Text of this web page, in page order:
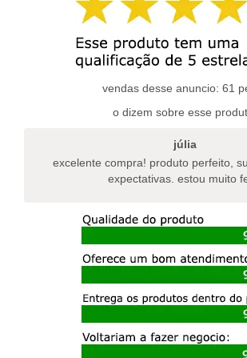
variantes.
as
opções
podem
escolhidas
página
vendas desse anuncio: 61
o dizem sobre esse
júlia
excelente compra! produto perfeito,
expectativas. estou muito